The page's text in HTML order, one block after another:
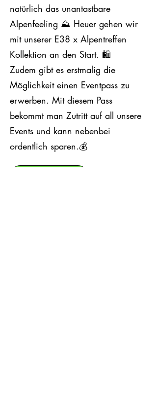
natürlich das unantastbare
Alpenfeeling ⛰️ Heuer gehen wir
mit unserer E38 x Alpentreffen
Kollektion an den Start. 🛍️
Zudem gibt es erstmalig die
Möglichkeit einen Eventpass zu
erwerben. Mit diesem Pass
bekommt man Zutritt auf all unsere
Events und kann nebenbei
ordentlich sparen.💰